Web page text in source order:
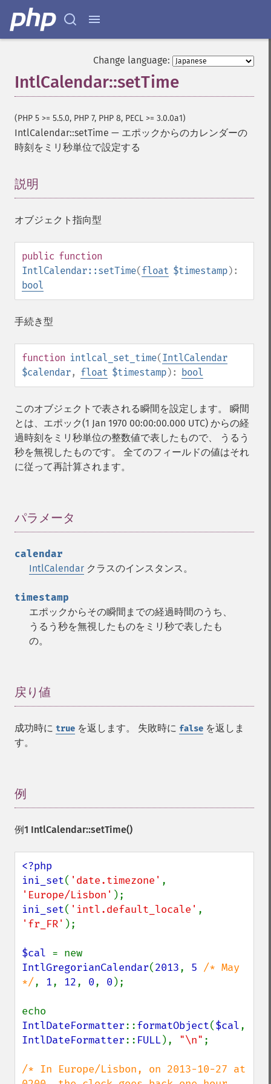
Change language:
IntlCalendar::setTime
(PHP 5 >= 5.5.0, PHP 7, PHP 8, PECL >= 3.0.0a1)
IntlCalendar::setTime — エポックからのカレンダーの
時刻をミリ秒単位で設定する
説明
オブジェクト指向型
public function
IntlCalendar::setTime(float $timestamp):
bool
手続き型
function intlcal_set_time(IntlCalendar
$calendar, float $timestamp): bool
このオブジェクトで表される瞬間を設定します。 瞬間
とは、エポック(1 Jan 1970 00:00:00.000 UTC) からの経
過時刻をミリ秒単位の整数値で表したもので、 うるう
秒を無視したものです。 全てのフィールドの値はそれ
に従って再計算されます。
パラメータ
calendar
IntlCalendar クラスのインスタンス。
timestamp
エポックからその瞬間までの経過時間のうち、
うるう秒を無視したものをミリ秒で表したも
の。
戻り値
成功時に true を返します。 失敗時に false を返しま
す。
例
例1 IntlCalendar::setTime()
<?php
ini_set( 'date.timezone'
'Europe/Lisbon'
ini_set( 'intl.default_locale'
'fr_FR' );
$cal
IntlGregorianCalendar(2013, 5 /* May
*/, 1, 12, 0, 0 );
IntlDateFormatter::formatObject($cal
IntlDateFormatter:: FULL), "\n" ;
/* In Europe/Lisbon, on 2013-10-27 at